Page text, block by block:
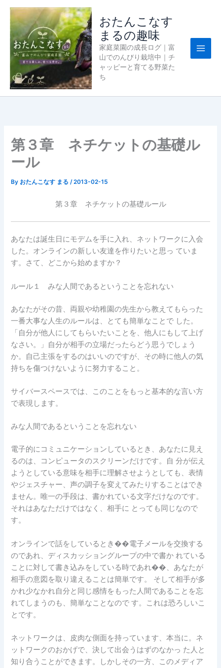
おたんこなす
まるの趣味
家庭菜園の成長ログ｜富
山でのんびり栽培中｜チ
ャッピーと育てる野菜た
ち
第３章 ネチケットの基礎ル
ール
By おたんこなす まる/2013-02-15
第３章 ネチケットの基礎ルール
あなたは誕生日にモデムを手に入れ、ネットワークに入会
した。オンラインの新しい友達を作りたいと思っ ていま
す。さて、どこから始めますか？
ルール１ みな人間であるということを忘れない
あなたがその昔、両親や幼稚園の先生から教えてもらった
一番大事な人生のルールは、とても簡単なことで した。
「自分が他人にしてもらいたいことを、他人にもして上げ
なさい。」自分が相手の立場だったらどう思うでしょう
か。自己主張をするのはいいのですが、その時に他人の気
持ちを傷つけないように努力すること。
サイバースペースでは、このことをもっと基本的な言い方
で表現します。
みな人間であるということを忘れない
電子的にコミュニケーションしているとき、あなたに見え
るのは、コンピュータのスクリーンだけです。自 分が伝え
ようとしている意味を相手に理解させようとしても、表情
やジェスチャー、声の調子を変えてみたりすることはでき
ません。唯一の手段は、書かれている文字だけなのです。
それはあなただけではなく、相手に とっても同じなので
す。
オンラインで話をしているとき��電子メールを交換する
のであれ、ディスカッショングループの中で書か れている
ことに対して書き込みをしている時であれ��、あなたが
相手の意図を取り違えることは簡単です。 そして相手が多
かれ少なかれ自分と同じ感情をもった人間であることを忘
れてしまうのも、簡単なことなので す。これは恐ろしいこ
とです。
ネットワークは、皮肉な側面を持っています、本当に。ネ
ットワークのおかげで、決して出会うはずのなかっ た人と
知り合うことができます。しかしその一方、このメディア